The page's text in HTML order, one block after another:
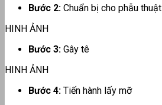
Bước 2: Chuẩn bị cho phẫu thuật
HINH ẢNH
Bước 3: Gây tê
HINH ẢNH
Bước 4: Tiến hành lấy mỡ